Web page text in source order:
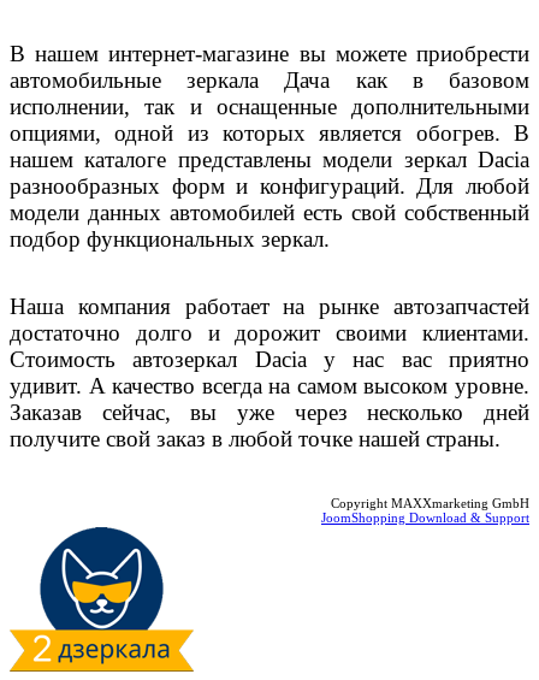
В нашем интернет-магазине вы можете приобрести
автомобильные зеркала Дача как в базовом
исполнении, так и оснащенные дополнительными
опциями, одной из которых является обогрев. В
нашем каталоге представлены модели зеркал Dacia
разнообразных форм и конфигураций. Для любой
модели данных автомобилей есть свой собственный
подбор функциональных зеркал.
Наша компания работает на рынке автозапчастей
достаточно долго и дорожит своими клиентами.
Стоимость автозеркал Daciaу нас вас приятно
удивит. А качество всегда на самом высоком уровне.
Заказав сейчас, вы уже через несколько дней
получите свой заказ в любой точке нашей страны.
Copyright MAXXmarketing GmbH
JoomShopping Download & Support